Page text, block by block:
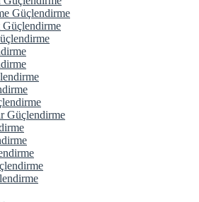
Güçlendirme
Güçlendirme